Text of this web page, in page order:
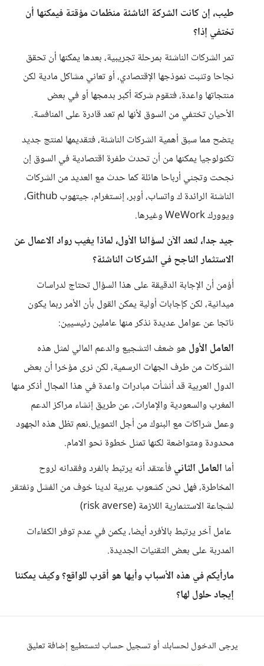
طيب، إن كانت الشركة الناشئة منظمات مؤقتة فيمكنها أن
تختفي إذا؟
تمر الشركات الناشئة بمرحلة تجريبية، بعدها يمكنها أن تحقق
نجاحا وتثبت نموذجها الإقتصادي، أو تعاني مشاكل مادية لكن
منتجاتها واعدة، فتقوم شركة أكبر بدمجها أو في بعض
الأحيان تختفي من السوق لأنها لم تعد قادرة على المنافسة.
يتضح مما سبق أهمية الشركات الناشئة، فتقديمها لمنتج جديد
تكنولوجيا يمكنها من أن تحدث طفرة اقتصادية في السوق إن
نجحت وتجني أرباحا هائلة كما حدث مع العديد من الشركات
الناشئة الرائدة ك واتساب، أوبر، إنستغرام، جيتهوب Github،
ويوورك WeWork وغيرها.
جيد جدا، لنعد الآن لسؤالنا الأول، لماذا يغيب رواد الاعمال عن
الاستثمار الناجح في الشركات الناشئة؟
أؤمن أن الإجابة الدقيقة على هذا السؤال تحتاج لدراسات
ميدانية، لكن كإجابات أولية يمكن القول بأن الأمر ربما يكون
ناتجا عن عوامل عديدة نذكر منها عاملين رئيسيين:
العامل الأول هو ضعف التشجيع والدعم المالي لمثل هذه
الشركات من طرف الجهات الرسمية، لكن نرى مؤخرا أن بعض
الدول العربية قد أنشأت مبادرات واعدة في هذا المجال أذكر منها
المغرب والسعودية والإمارات، عن طريق إنشاء مراكز الدعم
وعمل شراكات مع البنوك من أجل التمويل.نعم تظل هذه الجهود
محدودة ومتواضعة لكنها تمثل خطوة نحو الامام.
أما العامل الثانيفأعتقد أنه يرتبط بالفرد وفقدانه لروح
المخاطرة، فهل نحن كشعوب عربية لدينا خوف من الفشل ونفتقر
لشجاعة الاستثمارية اللازمة (risk averse)
عامل آخر يرتبط بالأفرد أيضا، يكمن في عدم توفر الكفاءات
المدربة على بعض التقنيات الجديدة.
مارأيكم في هذه الأسباب وأيها هو أقرب للواقع؟ وكيف يمكننا
إيجاد حلول لها؟
يرجى الدخول لحسابك أو تسجيل حساب لتستطيع إضافة تعليق